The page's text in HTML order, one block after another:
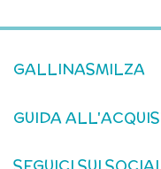
GALLINASMILZA
GUIDA